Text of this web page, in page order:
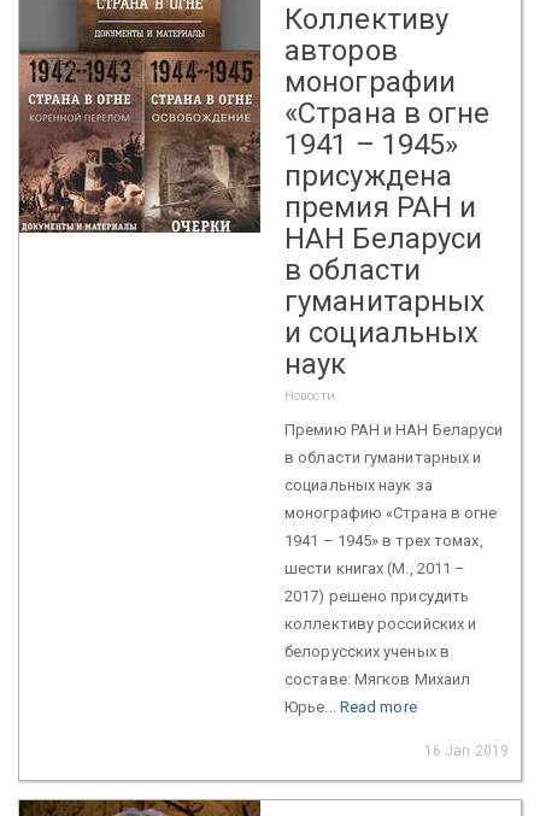
Коллективу
авторов
монографии
«Страна в огне
1941 – 1945»
присуждена
премия РАН и
НАН Беларуси
в области
гуманитарных
и социальных
наук
Новости
Премию РАН и НАН Беларуси
в области гуманитарных и
социальных наук за
монографию «Страна в огне
1941 – 1945» в трех томах,
шести книгах (М., 2011 –
2017) решено присудить
коллективу российских и
белорусских ученых в
составе: Мягков Михаил
Юрье... Read more
16 Jan 2019